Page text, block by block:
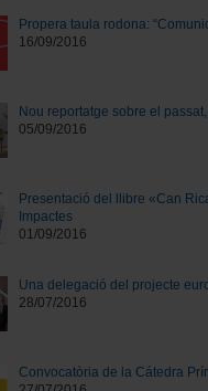
Propera taula rodona:
16/09/2016
Nou reportatge sobre el
05/09/2016
Presentació del llibre «Can
Impactes
01/09/2016
Una delegació del projecte
28/07/2016
Convocatòria de la Cátedra